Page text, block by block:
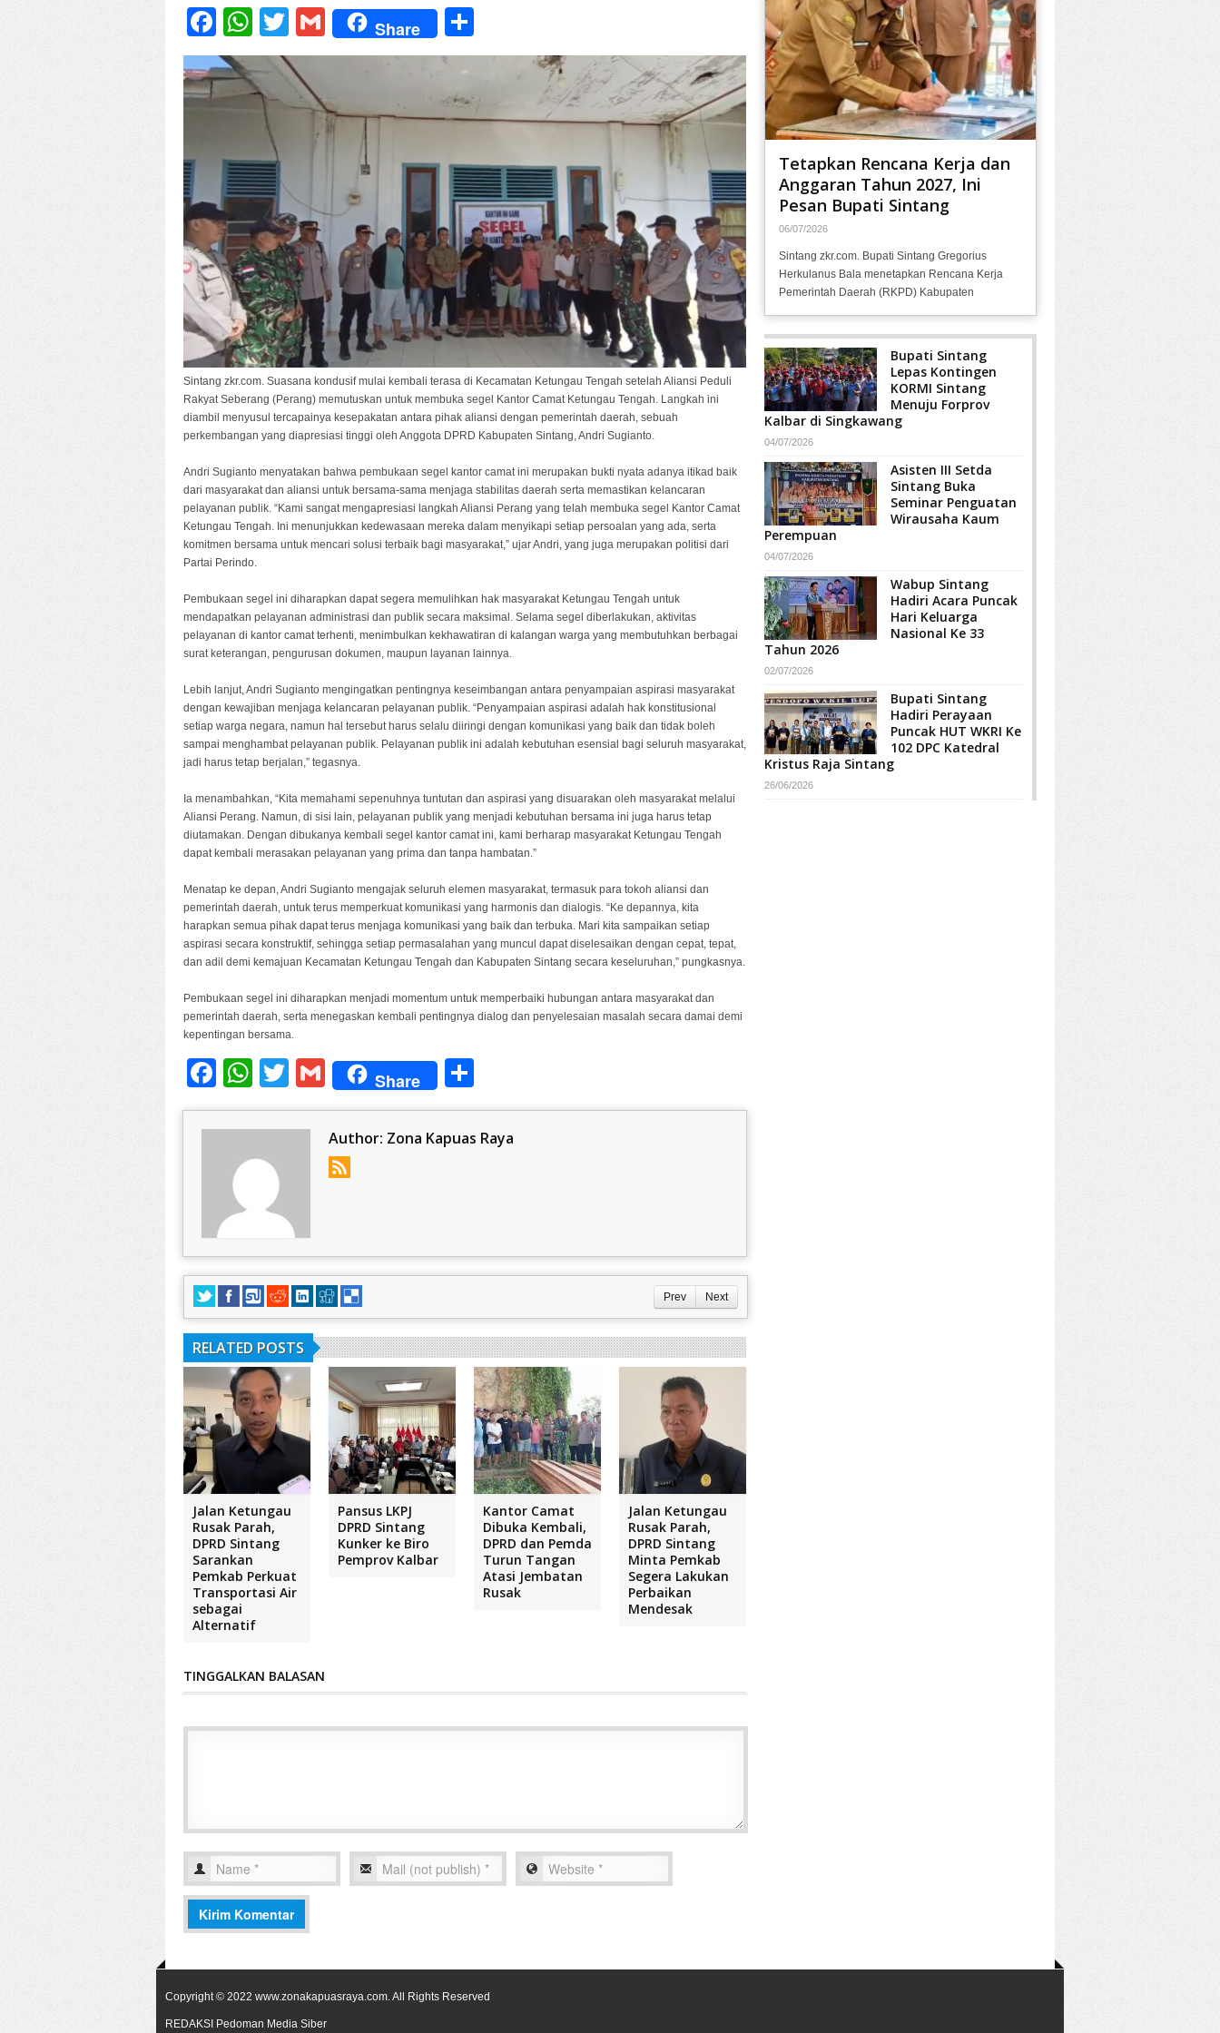
Facebook
WhatsApp
TwitterGmail
Share
Sintang zkr.com. Suasana kondusif mulai kembali terasa di Kecamatan Ketungau Tengah setelah Aliansi Peduli
Rakyat Seberang (Perang) memutuskan untuk membuka segel Kantor Camat Ketungau Tengah. Langkah ini
diambil menyusul tercapainya kesepakatan antara pihak aliansi dengan pemerintah daerah, sebuah
perkembangan yang diapresiasi tinggi oleh Anggota DPRD Kabupaten Sintang, Andri Sugianto.
Andri Sugianto menyatakan bahwa pembukaan segel kantor camat ini merupakan bukti nyata adanya itikad baik
dari masyarakat dan aliansi untuk bersama-sama menjaga stabilitas daerah serta memastikan kelancaran
pelayanan publik. “Kami sangat mengapresiasi langkah Aliansi Perang yang telah membuka segel Kantor Camat
Ketungau Tengah. Ini menunjukkan kedewasaan mereka dalam menyikapi setiap persoalan yang ada, serta
komitmen bersama untuk mencari solusi terbaik bagi masyarakat,” ujar Andri, yang juga merupakan politisi dari
Partai Perindo.
Pembukaan segel ini diharapkan dapat segera memulihkan hak masyarakat Ketungau Tengah untuk
mendapatkan pelayanan administrasi dan publik secara maksimal. Selama segel diberlakukan, aktivitas
pelayanan di kantor camat terhenti, menimbulkan kekhawatiran di kalangan warga yang membutuhkan berbagai
surat keterangan, pengurusan dokumen, maupun layanan lainnya.
Lebih lanjut, Andri Sugianto mengingatkan pentingnya keseimbangan antara penyampaian aspirasi masyarakat
dengan kewajiban menjaga kelancaran pelayanan publik. “Penyampaian aspirasi adalah hak konstitusional
setiap warga negara, namun hal tersebut harus selalu diiringi dengan komunikasi yang baik dan tidak boleh
sampai menghambat pelayanan publik. Pelayanan publik ini adalah kebutuhan esensial bagi seluruh masyarakat,
jadi harus tetap berjalan,” tegasnya.
Ia menambahkan, “Kita memahami sepenuhnya tuntutan dan aspirasi yang disuarakan oleh masyarakat melalui
Aliansi Perang. Namun, di sisi lain, pelayanan publik yang menjadi kebutuhan bersama ini juga harus tetap
diutamakan. Dengan dibukanya kembali segel kantor camat ini, kami berharap masyarakat Ketungau Tengah
dapat kembali merasakan pelayanan yang prima dan tanpa hambatan.”
Menatap ke depan, Andri Sugianto mengajak seluruh elemen masyarakat, termasuk para tokoh aliansi dan
pemerintah daerah, untuk terus memperkuat komunikasi yang harmonis dan dialogis. “Ke depannya, kita
harapkan semua pihak dapat terus menjaga komunikasi yang baik dan terbuka. Mari kita sampaikan setiap
aspirasi secara konstruktif, sehingga setiap permasalahan yang muncul dapat diselesaikan dengan cepat, tepat,
dan adil demi kemajuan Kecamatan Ketungau Tengah dan Kabupaten Sintang secara keseluruhan,” pungkasnya.
Pembukaan segel ini diharapkan menjadi momentum untuk memperbaiki hubungan antara masyarakat dan
pemerintah daerah, serta menegaskan kembali pentingnya dialog dan penyelesaian masalah secara damai demi
kepentingan bersama.
Facebook
WhatsApp
TwitterGmail
Share
Author: Zona Kapuas Raya
Prev Next
RELATED POSTS
Jalan Ketungau
Rusak Parah,
DPRD Sintang
Sarankan
Pemkab Perkuat
Transportasi Air
sebagai
Alternatif
Pansus LKPJ
DPRD Sintang
Kunker ke Biro
Pemprov Kalbar
Kantor Camat
Dibuka Kembali,
DPRD dan Pemda
Turun Tangan
Atasi Jembatan
Rusak
Jalan Ketungau
Rusak Parah,
DPRD Sintang
Minta Pemkab
Segera Lakukan
Perbaikan
Mendesak
TINGGALKAN BALASAN
Tetapkan Rencana Kerja dan
Anggaran Tahun 2027, Ini
Pesan Bupati Sintang
06/07/2026
Sintang zkr.com. Bupati Sintang Gregorius
Herkulanus Bala menetapkan Rencana Kerja
Pemerintah Daerah (RKPD) Kabupaten
Bupati Sintang
Lepas Kontingen
KORMI Sintang
Menuju Forprov
Kalbar di Singkawang
04/07/2026
Asisten III Setda
Sintang Buka
Seminar Penguatan
Wirausaha Kaum
Perempuan
04/07/2026
Wabup Sintang
Hadiri Acara Puncak
Hari Keluarga
Nasional Ke 33
Tahun 2026
02/07/2026
Bupati Sintang
Hadiri Perayaan
Puncak HUT WKRI Ke
102 DPC Katedral
Kristus Raja Sintang
26/06/2026
Copyright © 2022 www.zonakapuasraya.com. All Rights Reserved
REDAKSI Pedoman Media Siber